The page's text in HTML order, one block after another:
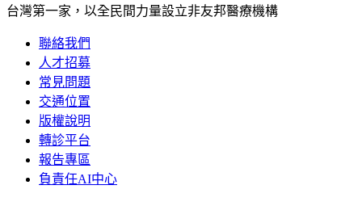
台灣第一家，以全民間力量設立非友邦醫療機構
聯絡我們
人才招募
常見問題
交通位置
版權說明
轉診平台
報告專區
負責任AI中心